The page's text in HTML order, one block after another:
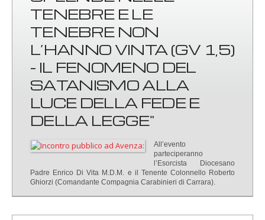
TENEBRE E LE
TENEBRE NON
L’HANNO VINTA (GV 1,5)
- IL FENOMENO DEL
SATANISMO ALLA
LUCE DELLA FEDE E
DELLA LEGGE"
All’evento
parteciperanno
l’Esorcista Diocesano
Padre Enrico Di Vita M.D.M. e il Tenente Colonnello Roberto
Ghiorzi (Comandante Compagnia Carabinieri di Carrara).